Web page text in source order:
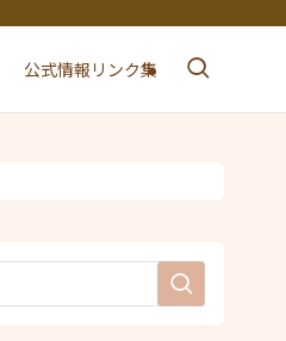
公式情報リンク集